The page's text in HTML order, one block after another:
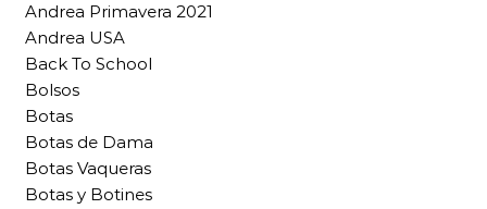
Andrea Primavera 2021
Andrea USA
Back To School
Bolsos
Botas
Botas de Dama
Botas Vaqueras
Botas y Botines